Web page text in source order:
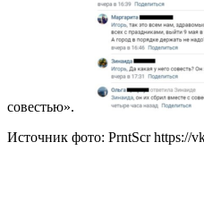
совестью».
Источник фото: PrntScr https://